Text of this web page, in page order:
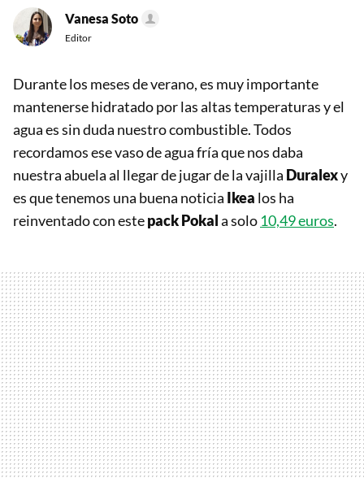
Vanesa Soto
Editor
Durante los meses de verano, es muy importante
mantenerse hidratado por las altas temperaturas y el
agua es sin duda nuestro combustible. Todos
recordamos ese vaso de agua fría que nos daba
nuestra abuela al llegar de jugar de la vajilla Duralexy
es que tenemos una buena noticia Ikea los ha
reinventado con estepack Pokala solo 10,49 euros.